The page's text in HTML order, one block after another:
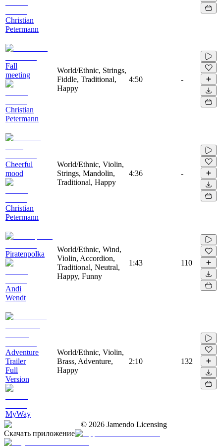
Christian
Petermann
Fall
meeting
Christian
Petermann
World/Ethnic, Strings,
Fiddle, Traditional,
Happy
4:50 -
Cheerful
mood
Christian
Petermann
World/Ethnic, Violin,
Strings, Mandolin,
Traditional, Happy
4:36 -
Piratenpolka
Andi
Wendt
World/Ethnic, Wind,
Violin, Accordion,
Traditional, Neutral,
Happy, Funny
1:43 110
Adventure
Trailer
Full
Version
MyWay
World/Ethnic, Violin,
Brass, Adventure,
Happy
2:10 132
© 2026 Jamendo Licensing
Скачать приложение